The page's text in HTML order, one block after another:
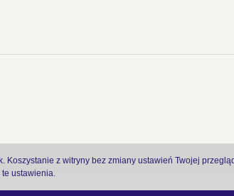
Koszystanie z witryny bez zmiany ustawień Twojej
ustawienia.